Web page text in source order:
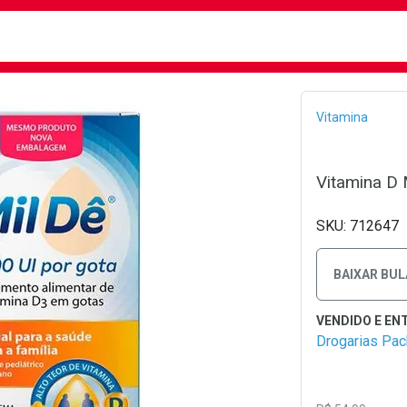
Vitamina
Vitamina D
712647
BAIXAR
Drogarias